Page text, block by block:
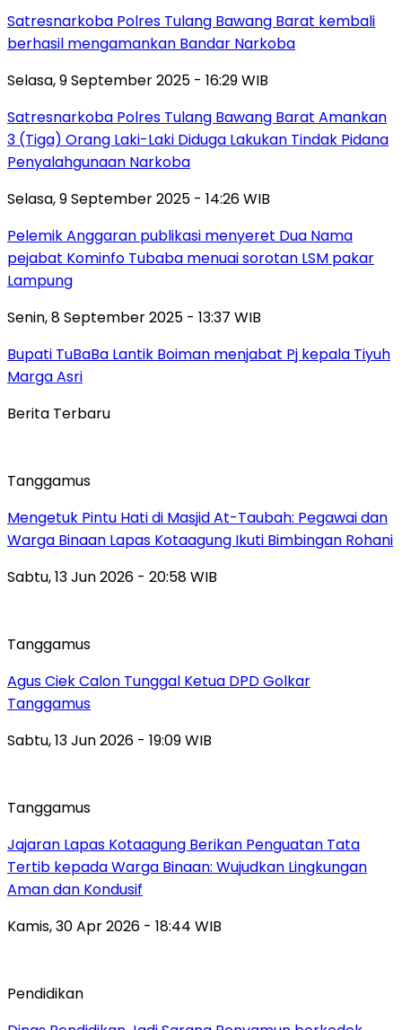
Satresnarkoba Polres Tulang Bawang Barat kembali
berhasil mengamankan Bandar Narkoba
Selasa, 9 September 2025 - 16:29 WIB
Satresnarkoba Polres Tulang Bawang Barat Amankan
3 (Tiga) Orang Laki-Laki Diduga Lakukan Tindak Pidana
Penyalahgunaan Narkoba
Selasa, 9 September 2025 - 14:26 WIB
Pelemik Anggaran publikasi menyeret Dua Nama
pejabat Kominfo Tubaba menuai sorotan LSM pakar
Lampung
Senin, 8 September 2025 - 13:37 WIB
Bupati TuBaBa Lantik Boiman menjabat Pj kepala Tiyuh
Marga Asri
Berita Terbaru
Tanggamus
Mengetuk Pintu Hati di Masjid At-Taubah: Pegawai dan
Warga Binaan Lapas Kotaagung Ikuti Bimbingan Rohani
Sabtu, 13 Jun 2026 - 20:58 WIB
Tanggamus
Agus Ciek Calon Tunggal Ketua DPD Golkar
Tanggamus
Sabtu, 13 Jun 2026 - 19:09 WIB
Tanggamus
Jajaran Lapas Kotaagung Berikan Penguatan Tata
Tertib kepada Warga Binaan: Wujudkan Lingkungan
Aman dan Kondusif
Kamis, 30 Apr 2026 - 18:44 WIB
Pendidikan